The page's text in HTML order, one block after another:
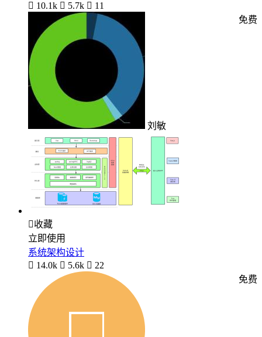
 10.1k  5.7k  11
刘敏
免费
收藏
立即使用
系统架构设计
 14.0k  5.6k  22
免费